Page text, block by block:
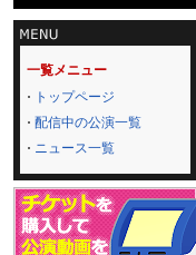
一覧メニュー
トップページ
配信中の公演一覧
ニュース一覧